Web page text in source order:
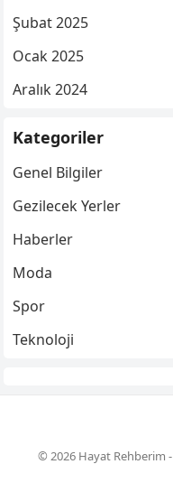
Şubat 2025
Ocak 2025
Aralık 2024
Kategoriler
Genel Bilgiler
Gezilecek Yerler
Haberler
Moda
Spor
Teknoloji
© 2026 Hayat Rehberim -